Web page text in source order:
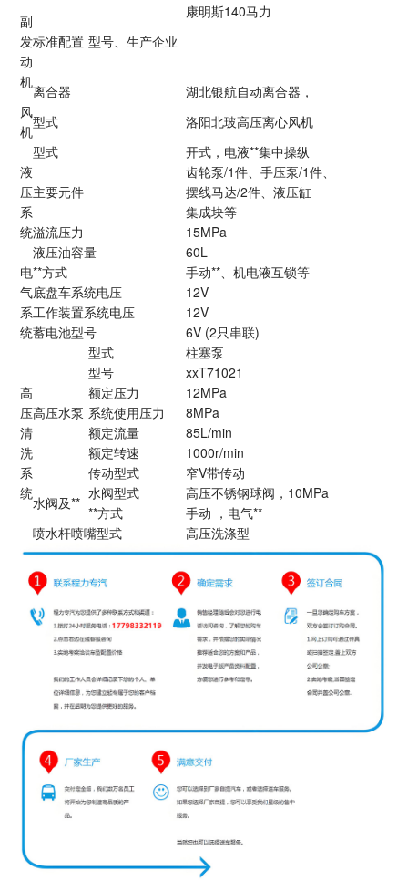
副
发
动
机
标准配置 型号、生产企业
康明斯140马力
离合器
湖北银航自动离合器，
风
机
型式 洛阳北玻高压离心风机
液
压
系
统
型式 开式，电液**集中操纵
主要元件
齿轮泵/1件、手压泵/1件、
摆线马达/2件、液压缸
集成块等
溢流压力
15MPa
液压油容量
60L
电
气
系
统
**方式
手动**、机电液互锁等
底盘车系统电压
12V
工作装置系统电压
12V
蓄电池型号
6V (2只串联)
高
压
清
洗
系
统
高压水泵
型式
柱塞泵
型号
xxT71021
额定压力
12MPa
系统使用压力
8MPa
额定流量
85L/min
额定转速
1000r/min
传动型式
窄V带传动
水阀及**
水阀型式
高压不锈钢球阀，10MPa
**方式
手动 ，电气**
喷水杆喷嘴型式
高压洗涤型